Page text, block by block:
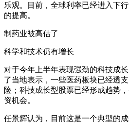
乐观。目前，全球利率已经进入下
的提高。
制药业被高估了
科学和技术仍有增长
对于今年上半年表现强劲的科技成
了当地表示，一些医药板块已经透
险；科技成长型股票已经形成趋势
资机会。
任景辉认为，目前这是一个典型的